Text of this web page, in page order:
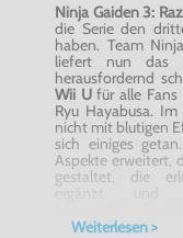
Ninja Gaiden 3:
die Serie den
haben. Team
liefert nun das
herausfordernd
Wii Ufür alle Fans
Ryu Hayabusa.
nicht mit blutigen
sich einiges
Aspekte erweitert,
gestaltet, die
Edge für Wii U
Weiterlesen >